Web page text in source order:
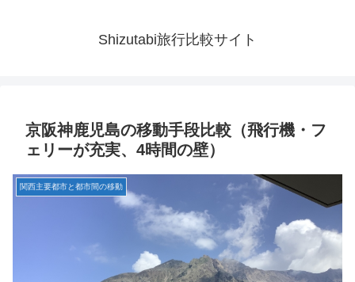
Shizutabi旅行比較サイト
京阪神鹿児島の移動手段比較（飛行機・フ
ェリーが充実、4時間の壁）
関西主要都市と都市間の移動